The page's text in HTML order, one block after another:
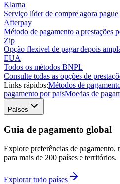
Klarna
Serviço líder de compre agora
Afterpay
Método de pagamento a prestações
Zip
Opção flexível de pagar depois
EUA
Todos os métodos BNPL
Consulte todas as opções de
Links rápidos:Métodos de
pagamento por paísMoedas de
Países
Guia de pagamento global
Explore preferências de pagamento,
para mais de 200 países e territórios.
Explorar tudo países